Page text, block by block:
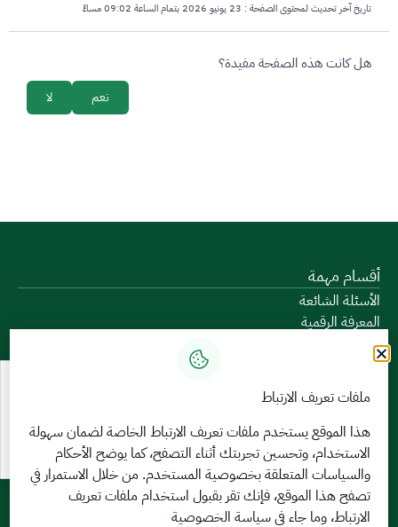
تاريخ آخر تحديث لمحتوى الصفحة : 23 يونيو 2026 بتمام الساعة 09:02 مساءً
survey_v2
هل كانت هذه الصفحة مفيدة؟
لا نعم
أقسام مهمة
الأسئلة الشائعة
المعرفة الرقمية
دليل الخدمات
المشاركة الإلكترونية
البيانات المفتوحة
السياسات واللوائح
تواصل معنا
الخدمات الإلكترونية
بوابة الدخول الموحد
بوابة الزوار
ملفات تعريف الارتباط
هذا الموقع يستخدم ملفات تعريف الارتباط الخاصة لضمان سهولة
الاستخدام، وتحسين تجربتك أثناء التصفح، كما يوضح الأحكام
والسياسات المتعلقةبخصوصية المستخدم. من خلال الاستمرار في
تصفح هذا الموقع، فإنك تقر بقبول استخدام ملفات تعريف
الارتباط، وما جاء في سياسة الخصوصية